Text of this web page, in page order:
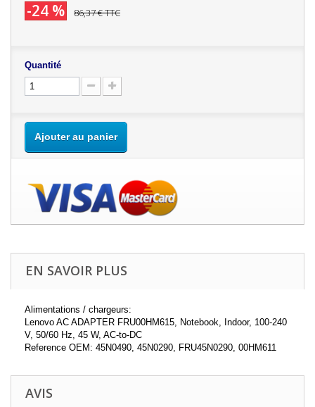
-24 % 86,37 €TTC
Quantité
Ajouter au panier
EN SAVOIR PLUS
Alimentations / chargeurs:
Lenovo AC ADAPTER FRU00HM615, Notebook, Indoor, 100-240
V, 50/60 Hz, 45 W, AC-to-DC
Reference OEM: 45N0490, 45N0290, FRU45N0290, 00HM611
AVIS